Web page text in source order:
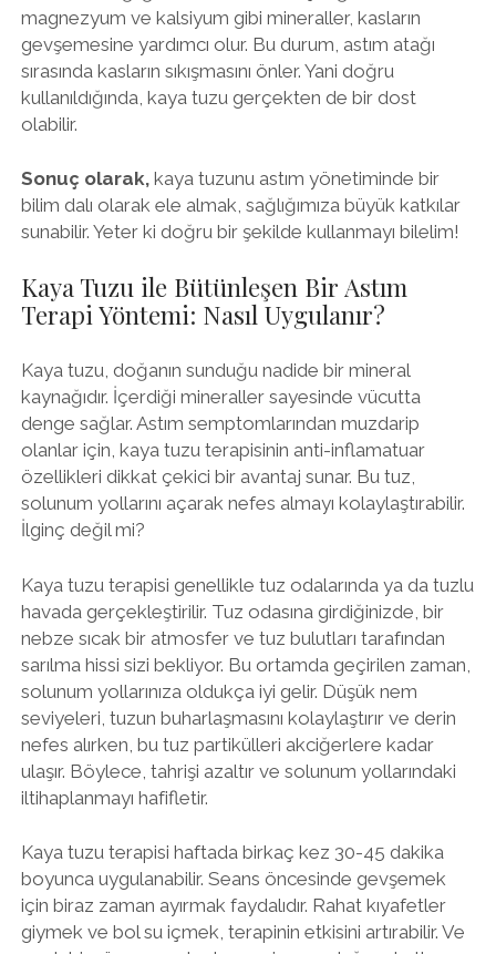
magnezyum ve kalsiyum gibi mineraller, kasların
gevşemesine yardımcı olur. Bu durum, astım atağı
sırasında kasların sıkışmasını önler. Yani doğru
kullanıldığında, kaya tuzu gerçekten de bir dost
olabilir.
Sonuç olarak,kaya tuzunu astım yönetiminde bir
bilim dalı olarak ele almak, sağlığımıza büyük katkılar
sunabilir. Yeter ki doğru bir şekilde kullanmayı bilelim!
Kaya Tuzu ile Bütünleşen Bir Astım
Terapi Yöntemi: Nasıl Uygulanır?
Kaya tuzu, doğanın sunduğu nadide bir mineral
kaynağıdır. İçerdiği mineraller sayesinde vücutta
denge sağlar. Astım semptomlarından muzdarip
olanlar için, kaya tuzu terapisinin anti-inflamatuar
özellikleri dikkat çekici bir avantaj sunar. Bu tuz,
solunum yollarını açarak nefes almayı kolaylaştırabilir.
İlginç değil mi?
Kaya tuzu terapisi genellikle tuz odalarında ya da tuzlu
havada gerçekleştirilir. Tuz odasına girdiğinizde, bir
nebze sıcak bir atmosfer ve tuz bulutları tarafından
sarılma hissi sizi bekliyor. Bu ortamda geçirilen zaman,
solunum yollarınıza oldukça iyi gelir. Düşük nem
seviyeleri, tuzun buharlaşmasını kolaylaştırır ve derin
nefes alırken, bu tuz partikülleri akciğerlere kadar
ulaşır. Böylece, tahrişi azaltır ve solunum yollarındaki
iltihaplanmayı hafifletir.
Kaya tuzu terapisi haftada birkaç kez 30-45 dakika
boyunca uygulanabilir. Seans öncesinde gevşemek
için biraz zaman ayırmak faydalıdır. Rahat kıyafetler
giymek ve bol su içmek, terapinin etkisini artırabilir. Ve